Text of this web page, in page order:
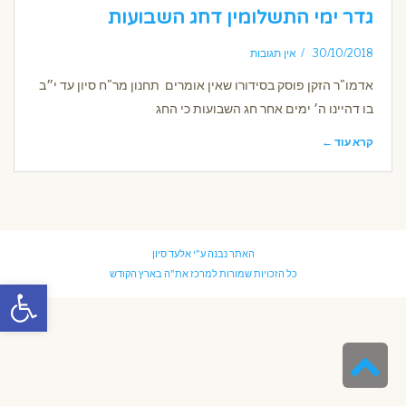
פתח
גדר ימי התשלומין דחג השבועות
30/10/2018 אין תגובות
אדמו"ר הזקן פוסק בסידורו שאין אומרים תחנון מר"ח סיון עד י״ב
בו דהיינו ה׳ ימים אחר חג השבועות כי החג
קרא עוד ←
האתר נבנה ע"יאלעד סיון
כל הזכויות שמורות למרכז את"ה בארץ הקודש
לראש